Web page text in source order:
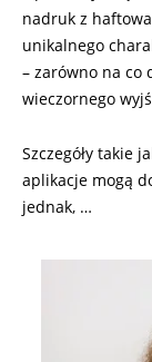
nadruk z
unikalnego
– zarówno na co
wieczornego
Szczegóły takie
aplikacje mogą
jednak, …